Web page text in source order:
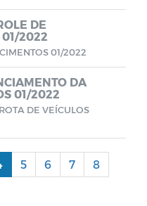
VOLUNTÁRIO
- PPA e LOA
DE
01/2022
01/2022
DA
01/2022
DE VEÍCULOS
5 6 7
8